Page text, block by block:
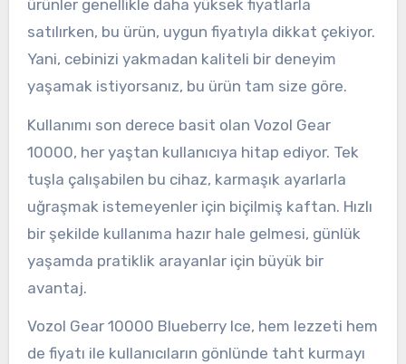
ürünler genellikle daha yüksek fiyatlarla
satılırken, bu ürün, uygun fiyatıyla dikkat çekiyor.
Yani, cebinizi yakmadan kaliteli bir deneyim
yaşamak istiyorsanız, bu ürün tam size göre.
Kullanımı son derece basit olan Vozol Gear
10000, her yaştan kullanıcıya hitap ediyor. Tek
tuşla çalışabilen bu cihaz, karmaşık ayarlarla
uğraşmak istemeyenler için biçilmiş kaftan. Hızlı
bir şekilde kullanıma hazır hale gelmesi, günlük
yaşamda pratiklik arayanlar için büyük bir
avantaj.
Vozol Gear 10000 Blueberry Ice, hem lezzeti hem
de fiyatı ile kullanıcıların gönlünde taht kurmayı